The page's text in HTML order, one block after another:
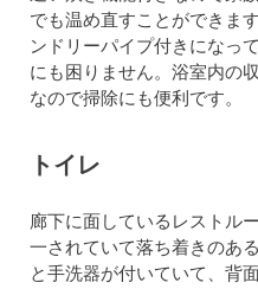
でも温め直すことができま
ンドリーパイプ付きになっ
にも困りません。浴室内の
なので掃除にも便利です。
トイレ
廊下に面しているレストル
一されていて落ち着きのあ
と手洗器が付いていて、背